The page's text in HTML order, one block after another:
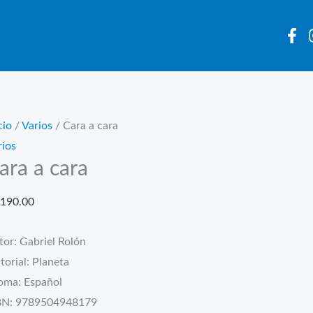
/Varios/ Cara a cara
a cara
190.00
Gabriel Rolón
Planeta
Español
9789504948179